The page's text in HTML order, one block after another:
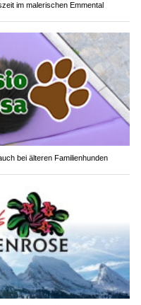
im malerischen Emmental
bei älteren Familienhunden